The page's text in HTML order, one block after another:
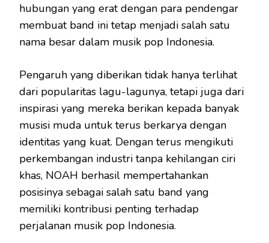
hubungan yang erat dengan para pendengar
membuat band ini tetap menjadi salah satu
nama besar dalam musik pop Indonesia.
Pengaruh yang diberikan tidak hanya terlihat
dari popularitas lagu-lagunya, tetapi juga dari
inspirasi yang mereka berikan kepada banyak
musisi muda untuk terus berkarya dengan
identitas yang kuat. Dengan terus mengikuti
perkembangan industri tanpa kehilangan ciri
khas, NOAH berhasil mempertahankan
posisinya sebagai salah satu band yang
memiliki kontribusi penting terhadap
perjalanan musik pop Indonesia.